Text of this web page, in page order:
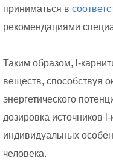
приниматься в
рекомендациями
Таким образом, l-
веществ, способствуя
энергетического
дозировка источников
индивидуальных
человека.